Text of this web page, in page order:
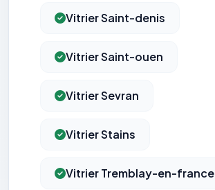
Vitrier Saint-denis
Vitrier Saint-ouen
Vitrier Sevran
Vitrier Stains
Vitrier Tremblay-en-france